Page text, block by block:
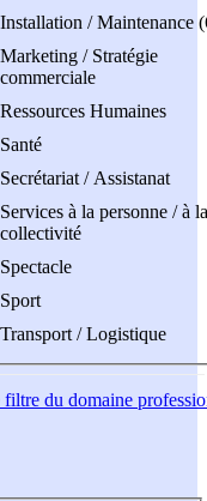
Installation / Maintenance
Marketing / Stratégie
commerciale
Ressources Humaines
Santé
Secrétariat / Assistanat
Services à la personne / à la
collectivité
Spectacle
Sport
Transport / Logistique
du domaine